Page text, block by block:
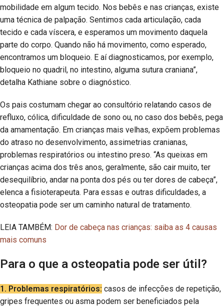
mobilidade em algum tecido. Nos bebês e nas crianças, existe
uma técnica de palpação. Sentimos cada articulação, cada
tecido e cada víscera, e esperamos um movimento daquela
parte do corpo. Quando não há movimento, como esperado,
encontramos um bloqueio. E aí diagnosticamos, por exemplo,
bloqueio no quadril, no intestino, alguma sutura craniana”,
detalha Kathiane sobre o diagnóstico.
Os pais costumam chegar ao consultório relatando casos de
refluxo, cólica, dificuldade de sono ou, no caso dos bebês, pega
da amamentação. Em crianças mais velhas, expõem problemas
do atraso no desenvolvimento, assimetrias cranianas,
problemas respiratórios ou intestino preso. “As queixas em
crianças acima dos três anos, geralmente, são cair muito, ter
desequilíbrio, andar na ponta dos pés ou ter dores de cabeça”,
elenca a fisioterapeuta. Para essas e outras dificuldades, a
osteopatia pode ser um caminho natural de tratamento.
LEIA TAMBÉM: Dor de cabeça nas crianças: saiba as 4 causas
mais comuns
Para o que a osteopatia pode ser útil?
1. Problemas respiratórios: casos de infecções de repetição,
gripes frequentes ou asma podem ser beneficiados pela